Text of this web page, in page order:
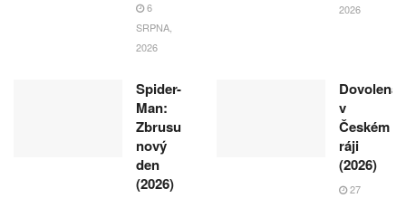
6
SRPNA,
2026
2026
Spider-
Man:
Zbrusu
nový
den
(2026)
Dovolená
v
Českém
ráji
(2026)
27